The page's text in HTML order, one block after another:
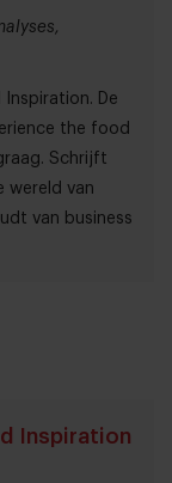
De
the food
Schrijft
wereld van
van business
Inspiration